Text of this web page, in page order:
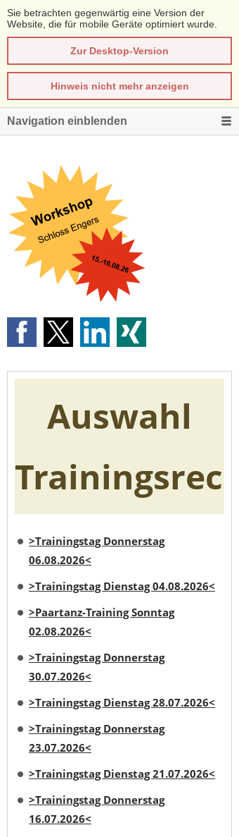
Sie betrachten gegenwärtig eine Version der
Website, die für mobile Geräte optimiert wurde.
Zur Desktop-Version
Hinweis nicht mehr anzeigen
Navigation einblenden
Auswahl
>Trainingstag Donnerstag
06.08.2026<
>Trainingstag Dienstag 04.08.2026<
>Paartanz-Training Sonntag
02.08.2026<
>Trainingstag Donnerstag
30.07.2026<
>Trainingstag Dienstag 28.07.2026<
>Trainingstag Donnerstag
23.07.2026<
>Trainingstag Dienstag 21.07.2026<
>Trainingstag Donnerstag
16.07.2026<